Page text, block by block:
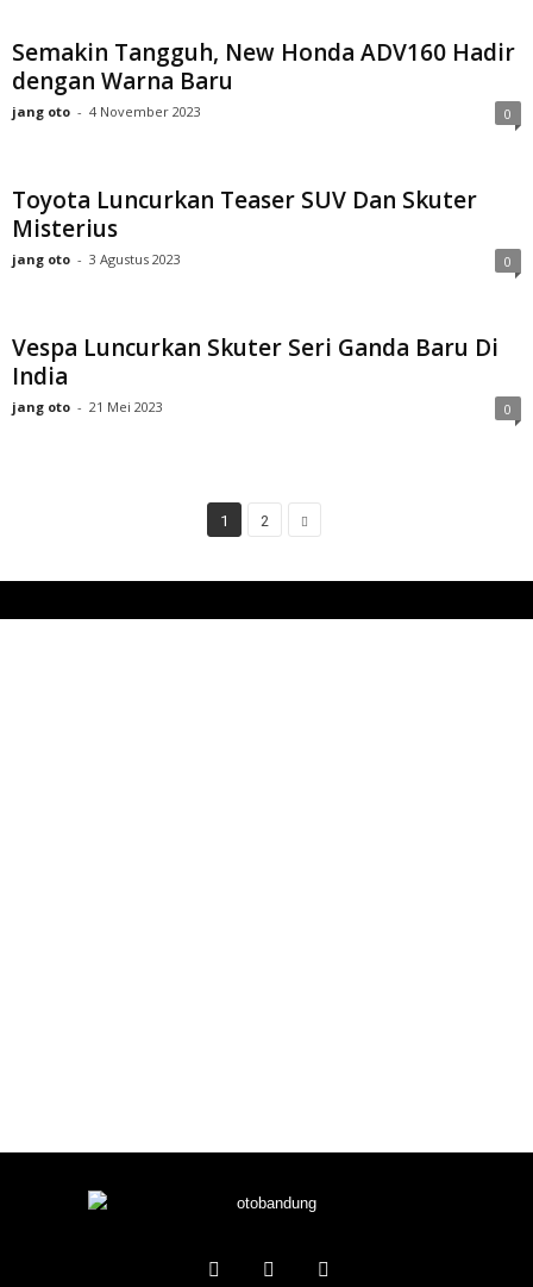
Semakin Tangguh, New Honda ADV160 Hadir
dengan Warna Baru
jang oto - 4 November 2023 0
Toyota Luncurkan Teaser SUV Dan Skuter
Misterius
jang oto - 3 Agustus 2023 0
Vespa Luncurkan Skuter Seri Ganda Baru Di
India
jang oto - 21 Mei 2023 0
1 2